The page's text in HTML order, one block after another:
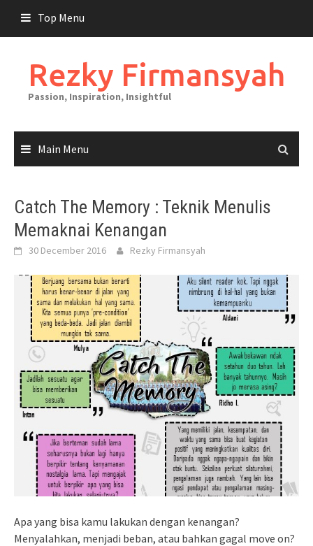
content
Top Menu
Rezky Firmansyah
Passion, Inspiration, Insightful
Main Menu
Catch The Memory : Teknik Menulis
Memaknai Kenangan
30 December 2016 Rezky Firmansyah
Apa yang bisa kamu lakukan dengan kenangan?
Menyalahkan, menjadi beban, atau bahkan gagal move on?